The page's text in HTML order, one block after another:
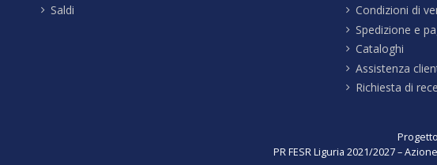
Saldi
Condizioni di
Spedizione e
Cataloghi
Assistenza
Richiesta di
PR FESR Liguria 2021/2027 –